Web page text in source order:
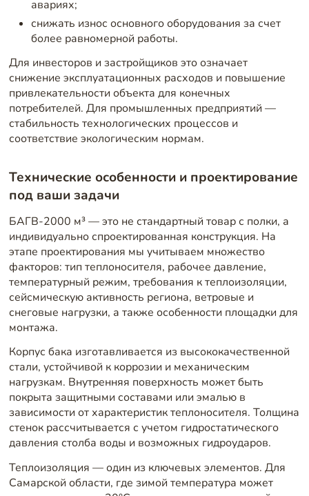
авариях;
снижать износ основного оборудования за счет
более равномерной работы.
Для инвесторов и застройщиков это означает
снижение эксплуатационных расходов и повышение
привлекательности объекта для конечных
потребителей. Для промышленных предприятий —
стабильность технологических процессов и
соответствие экологическим нормам.
Технические особенности и проектирование
под ваши задачи
БАГВ-2000 м³ — это не стандартный товар с полки, а
индивидуально спроектированная конструкция. На
этапе проектирования мы учитываем множество
факторов: тип теплоносителя, рабочее давление,
температурный режим, требования к теплоизоляции,
сейсмическую активность региона, ветровые и
снеговые нагрузки, а также особенности площадки для
монтажа.
Корпус бака изготавливается из высококачественной
стали, устойчивой к коррозии и механическим
нагрузкам. Внутренняя поверхность может быть
покрыта защитными составами или эмалью в
зависимости от характеристик теплоносителя. Толщина
стенок рассчитывается с учетом гидростатического
давления столба воды и возможных гидроударов.
Теплоизоляция — один из ключевых элементов. Для
Самарской области, где зимой температура может